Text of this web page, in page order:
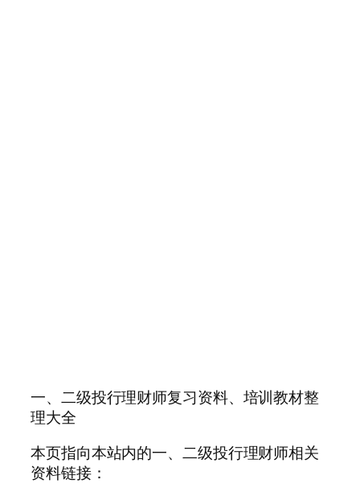
一、二级投行理财师复习资料、培训教材整
理大全
本页指向本站内的一、二级投行理财师相关
资料链接：